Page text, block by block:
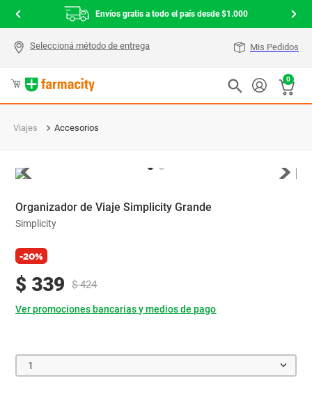
Envíos gratis a todo el país desde $1.000
Mis Pedidos
0
Viajes Accesorios
Organizador de Viaje Simplicity Grande
Simplicity
-20%
$ 339 $ 424
Ver promociones bancarias y medios de pago
1